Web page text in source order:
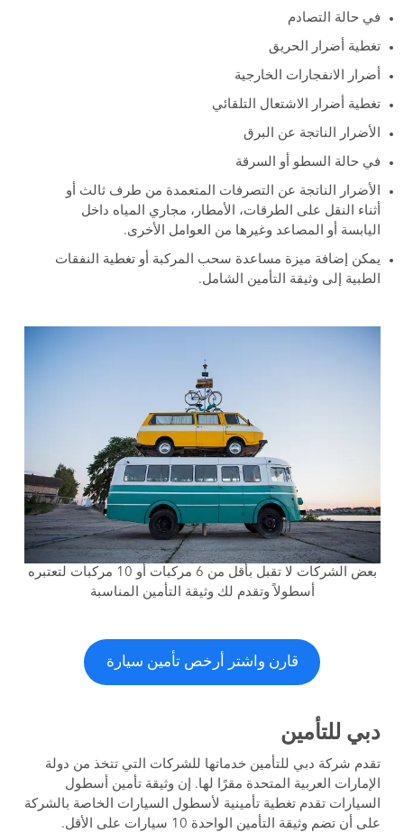
في حالة التصادم
تغطية أضرار الحريق
أضرار الانفجارات الخارجية
تغطية أضرار الاشتعال التلقائي
الأضرار الناتجة عن البرق
في حالة السطو أو السرقة
الأضرار الناتجة عن التصرفات المتعمدة من طرف ثالث أو
أثناء النقل على الطرقات، الأمطار، مجاري المياه داخل
اليابسة أو المصاعد وغيرها من العوامل الأخرى.
يمكن إضافة ميزة مساعدة سحب المركبة أو تغطية النفقات
الطبية إلى وثيقة التأمين الشامل.
بعض الشركات لا تقبل بأقل من 6 مركبات أو 10 مركبات لتعتبره
أسطولاً وتقدم لك وثيقة التأمين المناسبة
قارن واشتر أرخص تأمين سيارة
دبي للتأمين
تقدم شركة دبي للتأمين خدماتها للشركات التي تتخذ من دولة
الإمارات العربية المتحدة مقرًا لها. إن وثيقة تأمين أسطول
السيارات تقدم تغطية تأمينية لأسطول السيارات الخاصة بالشركة
على أن تضم وثيقة التأمين الواحدة 10 سيارات على الأقل.